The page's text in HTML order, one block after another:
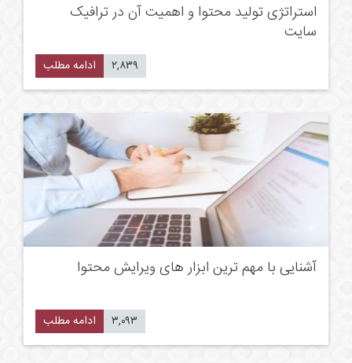
استراتژی تولید محتوا و اهمیت آن در ترافیک
سایت
ادامه مطلب ۲,۸۳۹
آشنایی با مهم ترین ابزار های ویرایش محتوا
ادامه مطلب ۳,۰۹۳